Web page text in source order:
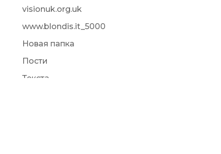
visionuk.org.uk
www.blondis.it_5000
Новая папка
Пости
Текста